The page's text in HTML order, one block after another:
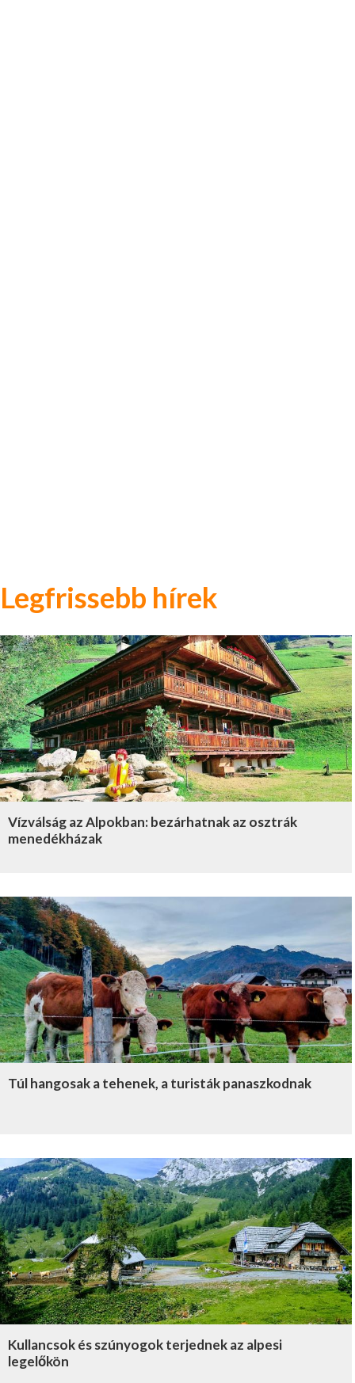
Legfrissebb hírek
Vízválság az Alpokban: bezárhatnak az osztrák
menedékházak
Túl hangosak a tehenek, a turisták panaszkodnak
Kullancsok és szúnyogok terjednek az alpesi
legelőkön